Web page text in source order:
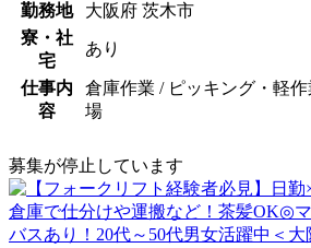
勤務地
大阪府 茨木市
寮・社
宅
あり
仕事内
容
倉庫作業 / ピッキング・軽
場
募集が停止しています